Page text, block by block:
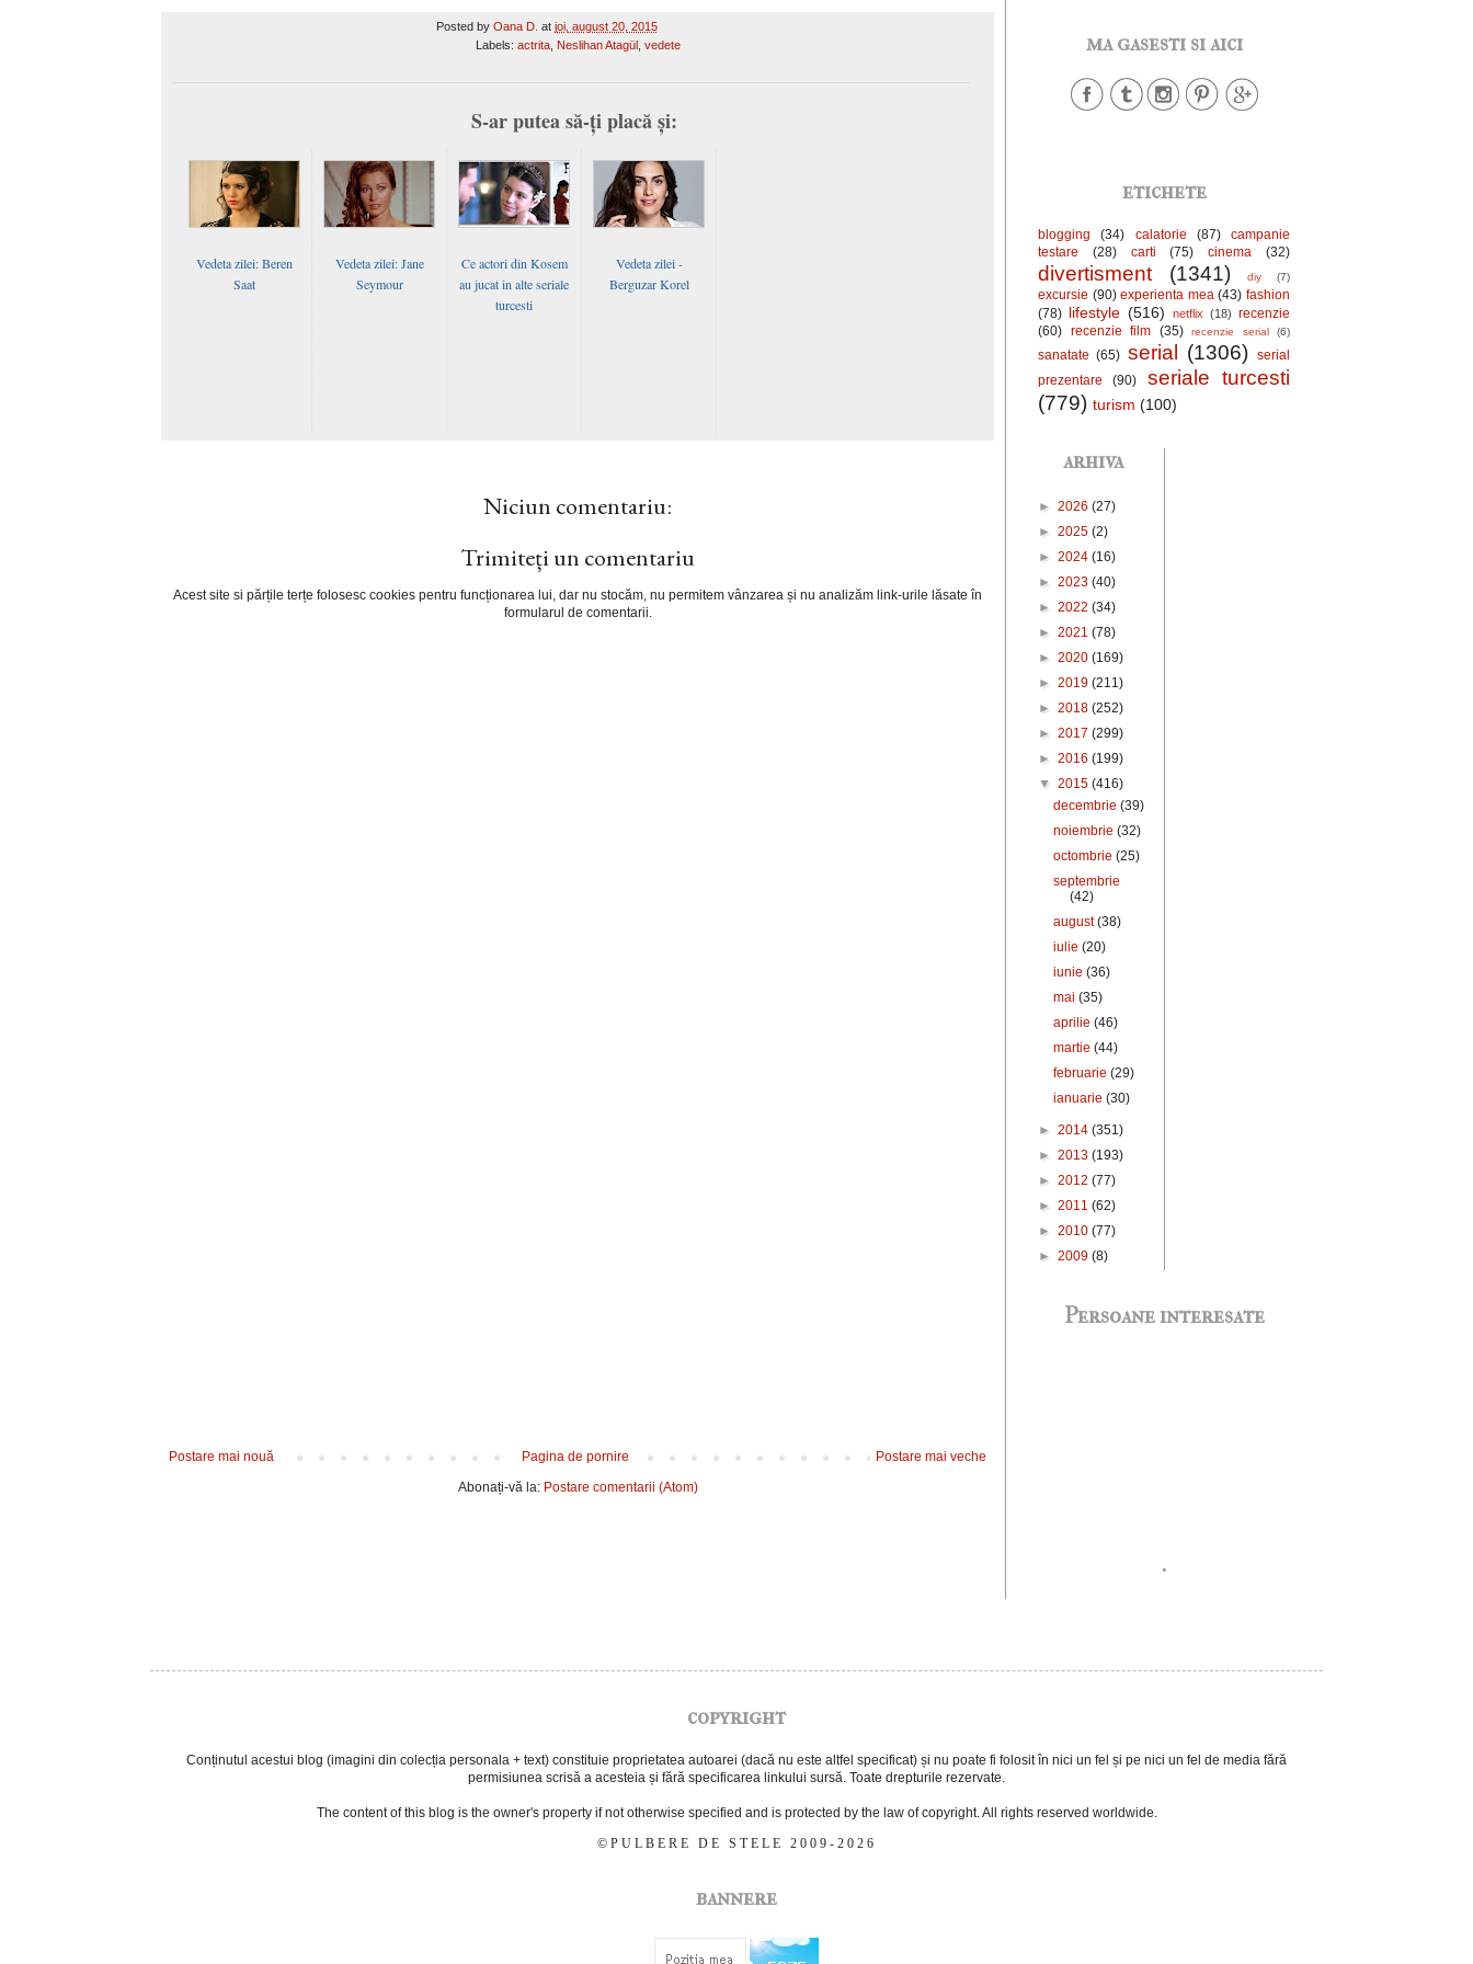
Posted by Oana D. at joi, august 20, 2015
Labels: actrita, Neslihan Atagül, vedete
S-ar putea să-ți placă și:
Vedeta zilei: Beren
Saat
Vedeta zilei: Jane
Seymour
Ce actori din Kosem
au jucat in alte seriale
turcesti
Vedeta zilei -
Berguzar Korel
Niciun comentariu:
Trimiteți un comentariu
Acest site si părțile terțe folosesc cookies pentru funcționarea lui, dar nu stocăm, nu permitem vânzarea și nu analizăm link-urile lăsate în
formularul de comentarii.
Postare mai nouă Postare mai veche
Pagina de pornire
Abonați-vă la: Postare comentarii (Atom)
ma gasesti si aici
etichete
blogging (34) calatorie (87)
campanie
testare
(28) carti (75) cinema (32)
divertisment (1341) diy (7)
excursie (90) experienta mea (43) fashion
(78) lifestyle (516) netflix (18) recenzie
(60) recenzie film (35) recenzie serial (6)
sanatate (65) serial (1306) serial
prezentare
(90)
seriale turcesti
(779) turism (100)
arhiva
► 2026 (27)
► 2025 (2)
► 2024 (16)
► 2023 (40)
► 2022 (34)
► 2021 (78)
► 2020 (169)
► 2019 (211)
► 2018 (252)
► 2017 (299)
► 2016 (199)
▼ 2015 (416)
decembrie(39)
noiembrie(32)
octombrie(25)
septembrie
(42)
august(38)
iulie(20)
iunie(36)
mai(35)
aprilie(46)
martie(44)
februarie(29)
ianuarie(30)
► 2014 (351)
► 2013 (193)
► 2012 (77)
► 2011 (62)
► 2010 (77)
► 2009 (8)
Persoane interesate
.
copyright
Conținutul acestui blog (imagini din colecția personala + text) constituie proprietatea autoarei (dacă nu este altfel specificat) și nu poate fi folosit în nici un fel și pe nici un fel de media fără
permisiunea scrisă a acesteia și fără specificarea linkului sursă. Toate drepturile rezervate.
The content of this blog is the owner's property if not otherwise specified and is protected by the law of copyright. All rights reserved worldwide.
©PULBERE DE STELE 2009-2026
bannere